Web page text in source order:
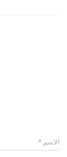
الاسم *